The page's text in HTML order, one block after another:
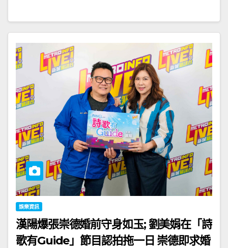
娛樂資訊
漢陽爆張崇德婚前守身如玉; 劉美娟在「詩
歌有Guide」節目認拍拖一日 崇德即求婚